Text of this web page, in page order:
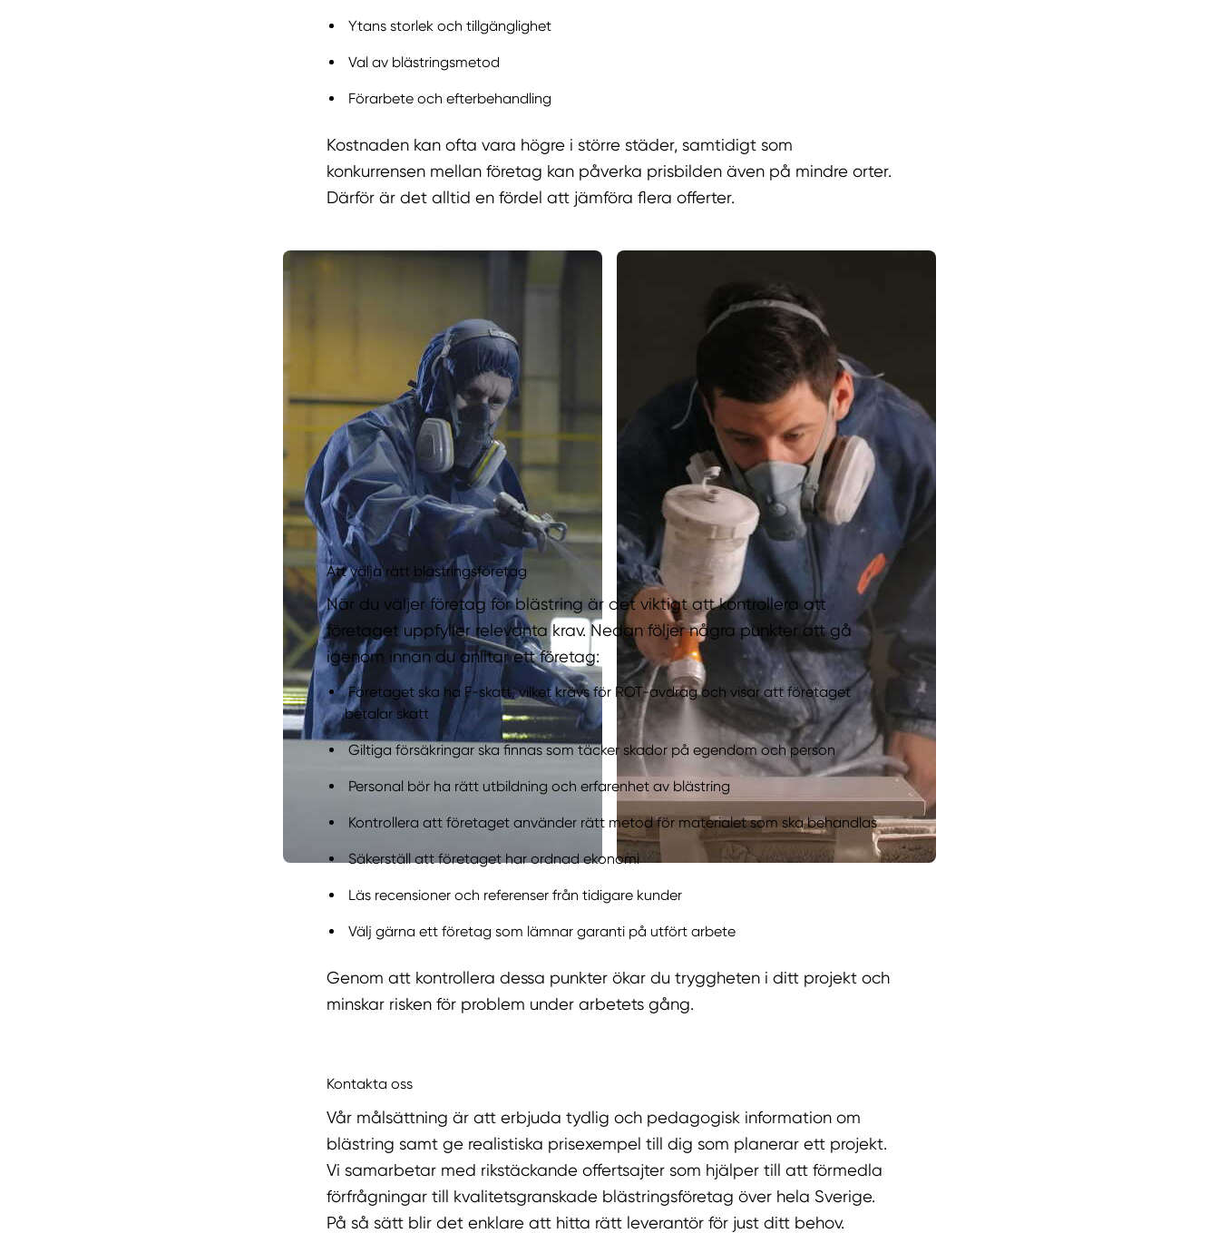
Ytans storlek och tillgänglighet
Val av blästringsmetod
Förarbete och efterbehandling
Kostnaden kan ofta vara högre i större städer, samtidigt som
konkurrensen mellan företag kan påverka prisbilden även på mindre orter.
Därför är det alltid en fördel att jämföra flera offerter.
Att välja rätt blästringsföretag
När du väljer företag för blästring är det viktigt att kontrollera att
företaget uppfyller relevanta krav. Nedan följer några punkter att gå
igenom innan du anlitar ett företag:
Företaget ska ha F-skatt, vilket krävs för ROT-avdrag och visar att företaget
betalar skatt
Giltiga försäkringar ska finnas som täcker skador på egendom och person
Personal bör ha rätt utbildning och erfarenhet av blästring
Kontrollera att företaget använder rätt metod för materialet som ska behandlas
Säkerställ att företaget har ordnad ekonomi
Läs recensioner och referenser från tidigare kunder
Välj gärna ett företag som lämnar garanti på utfört arbete
Genom att kontrollera dessa punkter ökar du tryggheten i ditt projekt och
minskar risken för problem under arbetets gång.
Kontakta oss
Vår målsättning är att erbjuda tydlig och pedagogisk information om
blästring samt ge realistiska prisexempel till dig som planerar ett projekt.
Vi samarbetar med rikstäckande offertsajter som hjälper till att förmedla
förfrågningar till kvalitetsgranskade blästringsföretag över hela Sverige.
På så sätt blir det enklare att hitta rätt leverantör för just ditt behov.